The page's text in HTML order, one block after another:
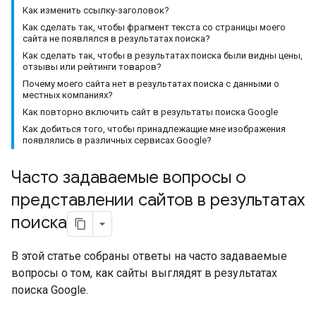
Как изменить ссылку-заголовок?
Как сделать так, чтобы фрагмент текста со страницы моего
сайта не появлялся в результатах поиска?
Как сделать так, чтобы в результатах поиска были видны цены,
отзывы или рейтинги товаров?
Почему моего сайта нет в результатах поиска с данными о
местных компаниях?
Как повторно включить сайт в результаты поиска Google
Как добиться того, чтобы принадлежащие мне изображения
появлялись в различных сервисах Google?
Часто задаваемые вопросы о
представлении сайтов в результатах
поиска
В этой статье собраны ответы на часто задаваемые
вопросы о том, как сайты выглядят в результатах
поиска Google.